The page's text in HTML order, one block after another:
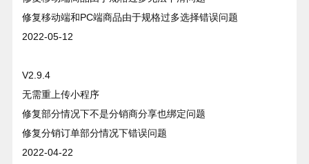
修复移动端和PC端商品由于规格过多选择错误问题
2022-05-12
V2.9.4
无需重上传小程序
修复部分情况下不是分销商分享也绑定问题
修复分销订单部分情况下错误问题
2022-04-22